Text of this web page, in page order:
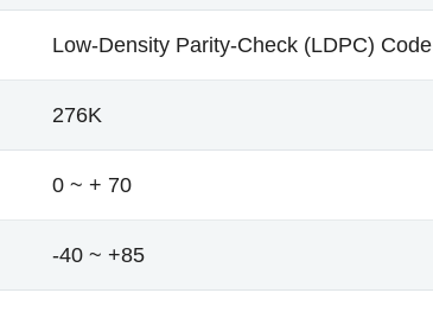
Low-Density Parity-Check (LDPC) Code
276K
0 ~ + 70
-40 ~ +85